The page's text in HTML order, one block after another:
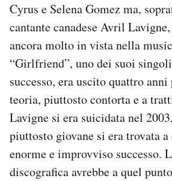
Cyrus e Selena Gomez ma,
cantante canadese Avril
ancora molto in vista nella
“Girlfriend”, uno dei suoi
successo, era uscito quattro
teoria, piuttosto contorta e a
Lavigne si era suicidata nel
piuttosto giovane si era trovata
enorme e improvviso successo.
discografica avrebbe a quel